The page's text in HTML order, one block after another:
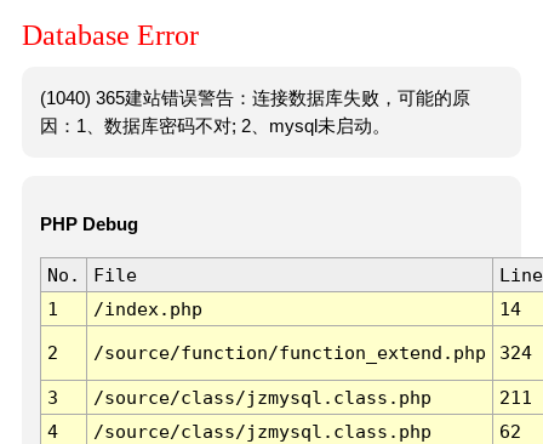
Database Error
(1040) 365建站错误警告：连接数据库失败，可能的原
因：1、数据库密码不对; 2、mysql未启动。
PHP Debug
No. File
Line
1
/index.php 14
2 /source/function/function_extend.php 324
3 /source/class/jzmysql.class.php
211
4
/source/class/jzmysql.class.php
62